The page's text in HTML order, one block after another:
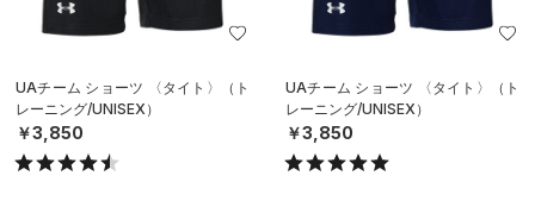
UAチーム ショーツ 〈タイト〉（ト
レーニング/UNISEX）
￥3,850
UAチーム ショーツ 〈タイト〉（ト
レーニング/UNISEX）
￥3,850